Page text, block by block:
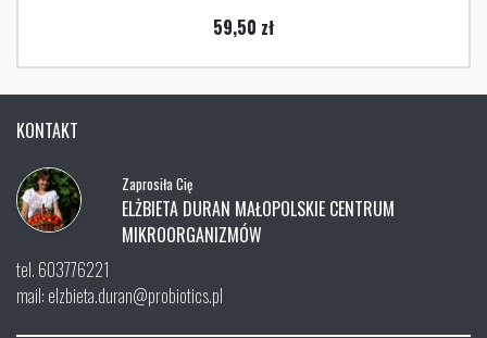
59,50 zł
KONTAKT
Zaprosiła Cię
ELŻBIETA DURAN MAŁOPOLSKIE CENTRUM
MIKROORGANIZMÓW
tel. 603776221
mail: elzbieta.duran@probiotics.pl